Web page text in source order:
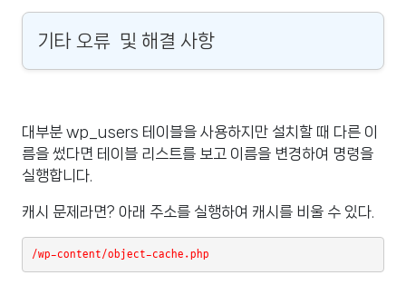
기타 오류 및 해결 사항
대부분 wp_users 테이블을 사용하지만 설치할 때 다른 이
름을 썼다면 테이블 리스트를 보고 이름을 변경하여 명령을
실행합니다.
캐시 문제라면? 아래 주소를 실행하여 캐시를 비울 수 있다.
/wp-content/object-cache.php